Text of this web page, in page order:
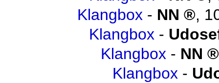
Klangbox - NN ,
Klangbox -
Klangbox - NN
Klangbox -